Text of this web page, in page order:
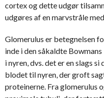
cortex og dette udgør
udgøres af en marvstråle
Glomerulus er betegnelsen
inde i den såkaldte
i nyren, dvs. det er en slags
blodet til nyren, der groft
proteinerne. Fra glomerulus